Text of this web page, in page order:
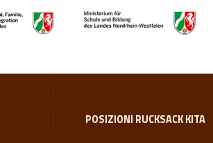
POSIZIONI RUCKSACK KITA